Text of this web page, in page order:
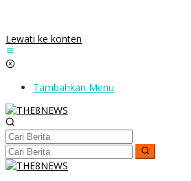
Lewati ke konten
Tambahkan Menu